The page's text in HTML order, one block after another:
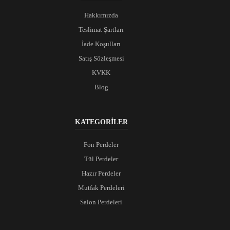
Hakkımızda
Teslimat Şartları
İade Koşulları
Satış Sözleşmesi
KVKK
Blog
KATEGORİLER
Fon Perdeler
Tül Perdeler
Hazır Perdeler
Mutfak Perdeleri
Salon Perdeleri